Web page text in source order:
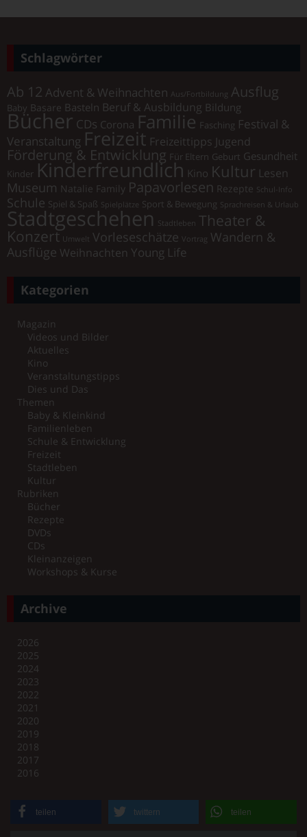
Schlagwörter
Ab 12 Advent & Weihnachten Aus/Fortbildung Ausflug
Baby Basare Basteln Beruf & Ausbildung Bildung
Bücher CDs Corona Familie Fasching Festival &
Veranstaltung Freizeit Freizeittipps Jugend
Förderung & Entwicklung Für Eltern Geburt Gesundheit
Kinder Kinderfreundlich Kino Kultur Lesen
Museum Natalie Family Papavorlesen Rezepte Schul-Info
Schule Spiel & Spaß Spielplätze Sport & Bewegung Sprachreisen & Urlaub
Stadtgeschehen Stadtleben Theater &
Konzert Umwelt Vorleseschätze Vortrag Wandern &
Ausflüge Weihnachten Young Life
Kategorien
Magazin
Videos und Bilder
Aktuelles
Kino
Veranstaltungstipps
Dies und Das
Themen
Baby & Kleinkind
Familienleben
Schule & Entwicklung
Freizeit
Stadtleben
Kultur
Rubriken
Bücher
Rezepte
DVDs
CDs
Kleinanzeigen
Workshops & Kurse
Archive
2026
2025
2024
2023
2022
2021
2020
2019
2018
2017
2016
teilen twittern teilen